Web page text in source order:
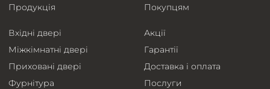
Продукція
Вхідні двері
Міжкімнатні двері
Приховані двері
Фурнітура
Покупцям
Акції
Гарантії
Доставка і оплата
Послуги